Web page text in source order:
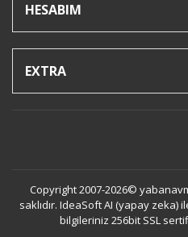
HESABIM
EXTRA
Copyright 2007-2026©
saklıdır. IdeaSoft AI (yapay
bilgileriniz 256bit SSL